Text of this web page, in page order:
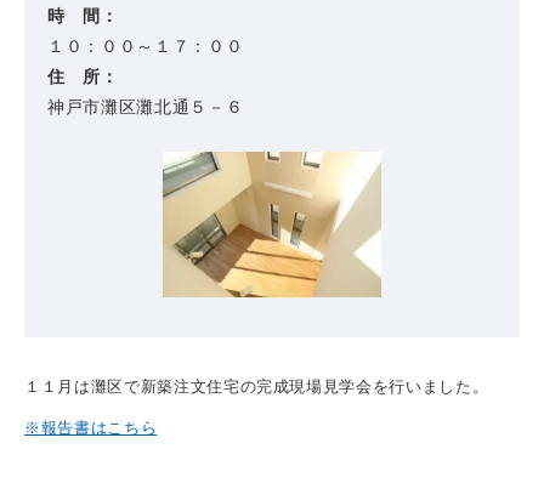
時 間：
１０：００～１７：００
住 所：
神戸市灘区灘北通５－６
１１月は灘区で新築注文住宅の完成現場見学会を行いました。
※報告書はこちら